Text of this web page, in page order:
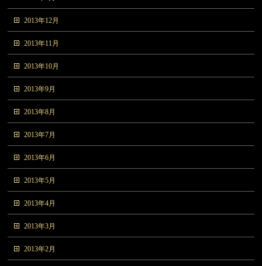
2013年12月
2013年11月
2013年10月
2013年9月
2013年8月
2013年7月
2013年6月
2013年5月
2013年4月
2013年3月
2013年2月